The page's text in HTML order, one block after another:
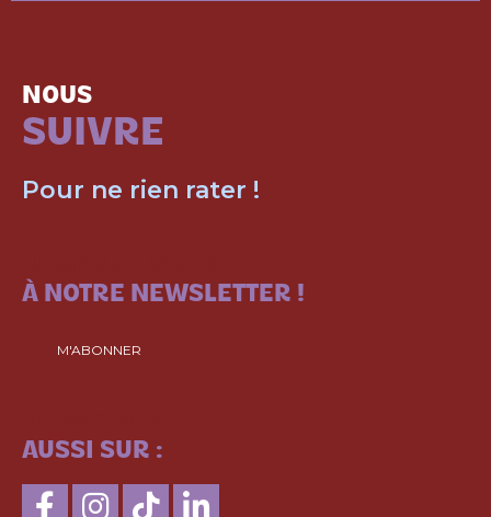
NOUS
SUIVRE
Pour ne rien rater !
À NOTRE NEWSLETTER !
M'ABONNER
AUSSI SUR :